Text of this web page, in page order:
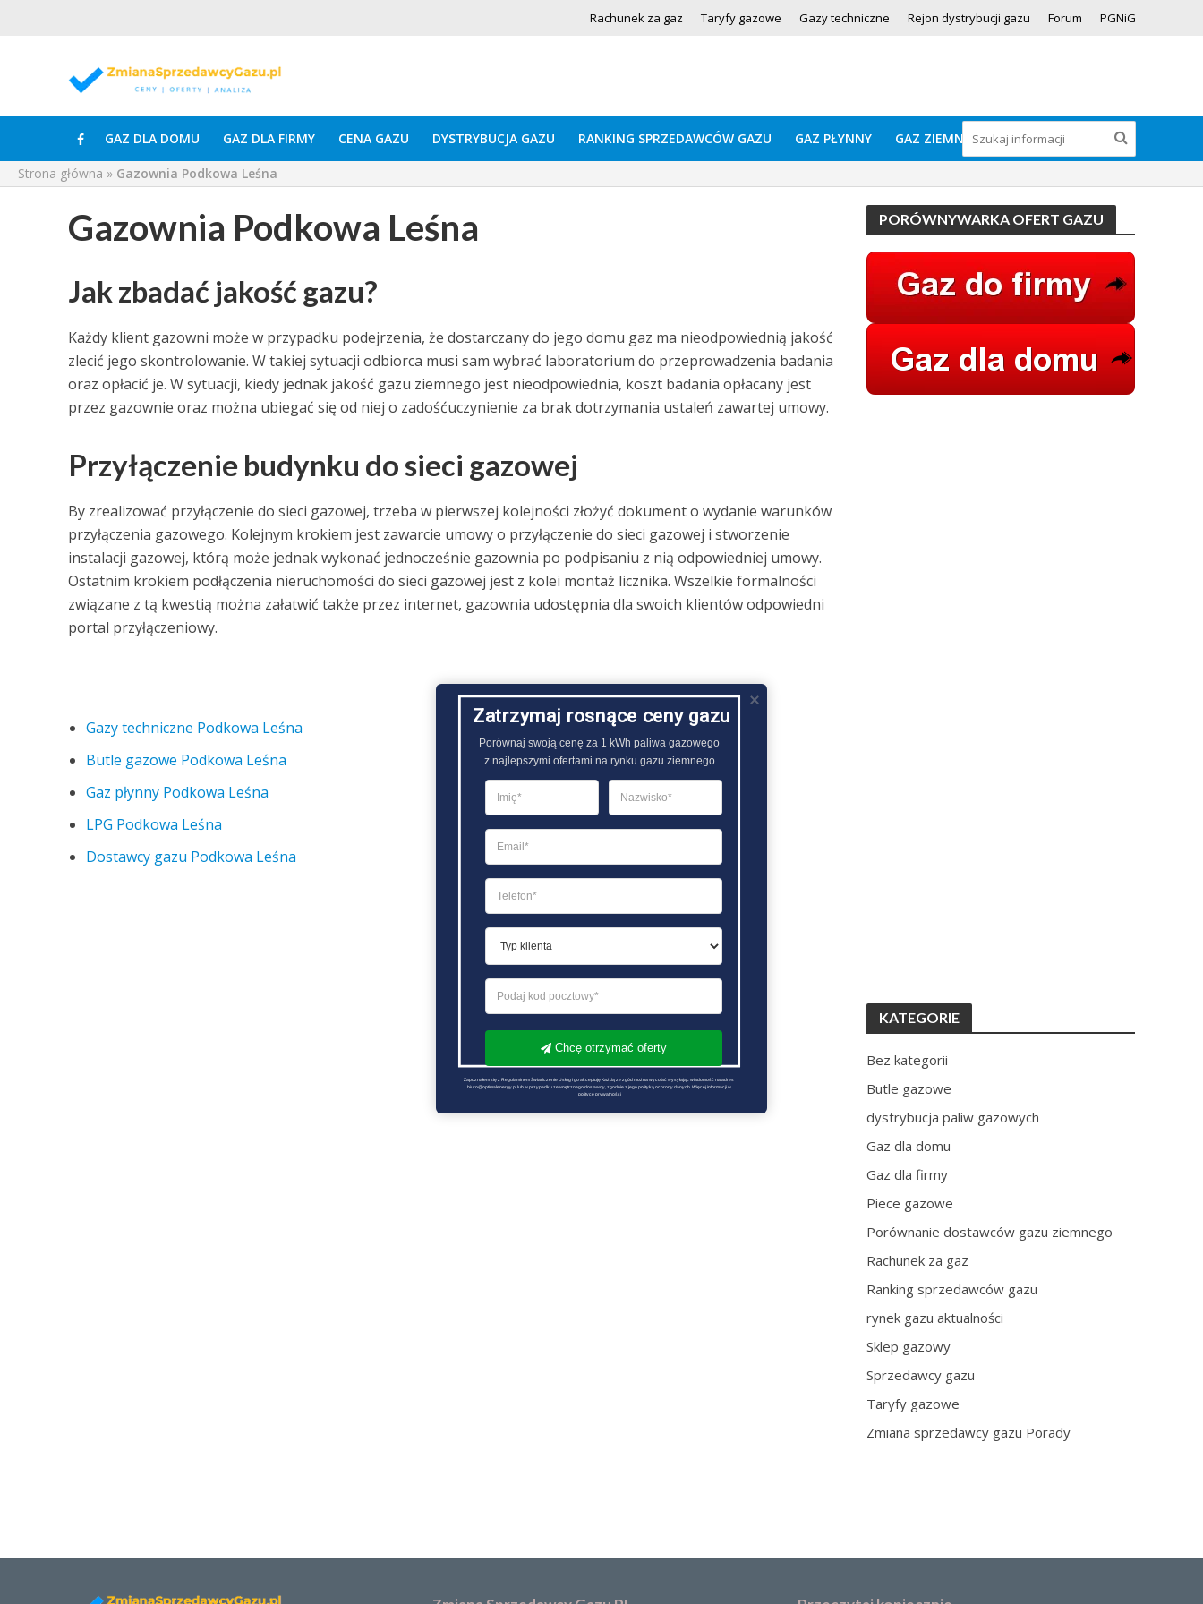
Rachunek za gaz Taryfy gazowe Gazy techniczne Rejon dystrybucji gazu Forum PGNiG
GAZ DLA DOMU GAZ DLA FIRMY CENA GAZU DYSTRYBUCJA GAZU RANKING SPRZEDAWCÓW GAZU GAZ PŁYNNY GAZ ZIEMNY
Strona główna » Gazownia Podkowa Leśna
Gazownia Podkowa Leśna
Jak zbadać jakość gazu?
Każdy klient gazowni może w przypadku podejrzenia, że dostarczany do jego domu gaz ma nieodpowiednią jakość
zlecić jego skontrolowanie. W takiej sytuacji odbiorca musi sam wybrać laboratorium do przeprowadzenia badania
oraz opłacić je. W sytuacji, kiedy jednak jakość gazu ziemnego jest nieodpowiednia, koszt badania opłacany jest
przez gazownie oraz można ubiegać się od niej o zadośćuczynienie za brak dotrzymania ustaleń zawartej umowy.
Przyłączenie budynku do sieci gazowej
By zrealizować przyłączenie do sieci gazowej, trzeba w pierwszej kolejności złożyć dokument o wydanie warunków
przyłączenia gazowego. Kolejnym krokiem jest zawarcie umowy o przyłączenie do sieci gazowej i stworzenie
instalacji gazowej, którą może jednak wykonać jednocześnie gazownia po podpisaniu z nią odpowiedniej umowy.
Ostatnim krokiem podłączenia nieruchomości do sieci gazowej jest z kolei montaż licznika. Wszelkie formalności
związane z tą kwestią można załatwić także przez internet, gazownia udostępnia dla swoich klientów odpowiedni
portal przyłączeniowy.
Gazy techniczne Podkowa Leśna
Butle gazowe Podkowa Leśna
Gaz płynny Podkowa Leśna
LPG Podkowa Leśna
Dostawcy gazu Podkowa Leśna
PORÓWNYWARKA OFERT GAZU
KATEGORIE
Bez kategorii
Butle gazowe
dystrybucja paliw gazowych
Gaz dla domu
Gaz dla firmy
Piece gazowe
Porównanie dostawców gazu ziemnego
Rachunek za gaz
Ranking sprzedawców gazu
rynek gazu aktualności
Sklep gazowy
Sprzedawcy gazu
Taryfy gazowe
Zmiana sprzedawcy gazu Porady
Zatrzymaj rosnące ceny gazu
Porównaj swoją cenę za 1 kWh paliwa gazowego
z najlepszymi ofertami na rynku gazu ziemnego
Chcę otrzymać oferty
Zapoznałem się z Regulaminem Świadczenie Usług i go akceptuję Każdą ze zgód można wycofać wysyłając wiadomość na adres
biuro@optimalenergy.pl lub w przypadku zewnętrznego dostawcy, zgodnie z jego polityką ochrony danych. Więcej informacji w
polityce prywatności